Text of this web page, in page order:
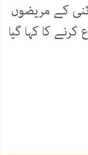
کے مریضوں
کا کہا گیا